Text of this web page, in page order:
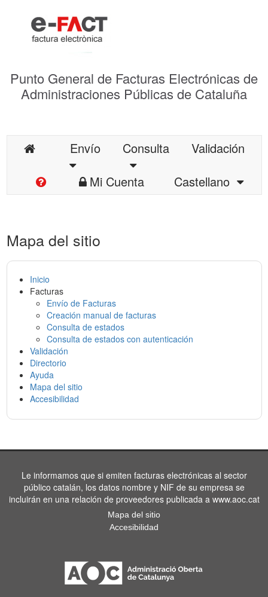
Punto General de Facturas Electrónicas de
Administraciones Públicas de Cataluña
Envío Consulta
Validación
Mi Cuenta
Castellano
Mapa del sitio
Inicio
Facturas
Envío de Facturas
Creación manual de facturas
Consulta de estados
Consulta de estados con autenticación
Validación
Directorio
Ayuda
Mapa del sitio
Accesibilidad
Le informamos que si emiten facturas electrónicas al sector
público catalán, los datos nombre y NIF de su empresa se
incluirán en una relación de proveedores publicada a www.aoc.cat
Mapa del sitio
Accesibilidad